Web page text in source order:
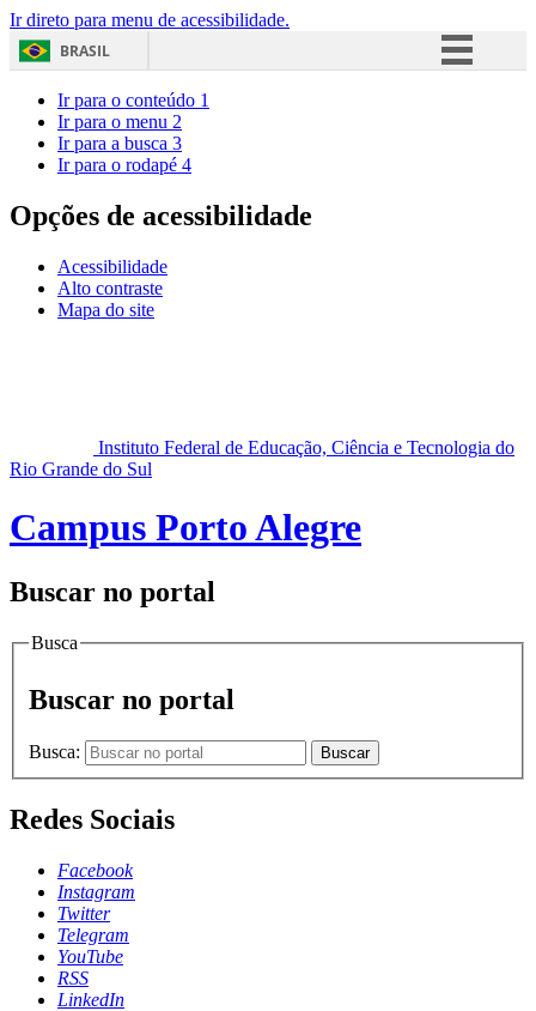
Ir direto para menu de acessibilidade.
BRASIL
Acesso à informação
Ir para o conteúdo 1
Ir para o menu 2
Ir para a busca 3
Ir para o rodapé 4
Opções de acessibilidade
Acessibilidade
Alto contraste
Mapa do site
Instituto Federal de Educação, Ciência e Tecnologia do
Rio Grande do Sul
Campus Porto Alegre
Buscar no portal
Busca
Buscar no portal
Busca: Buscar
Redes Sociais
Facebook
Instagram
Twitter
Telegram
YouTube
RSS
LinkedIn